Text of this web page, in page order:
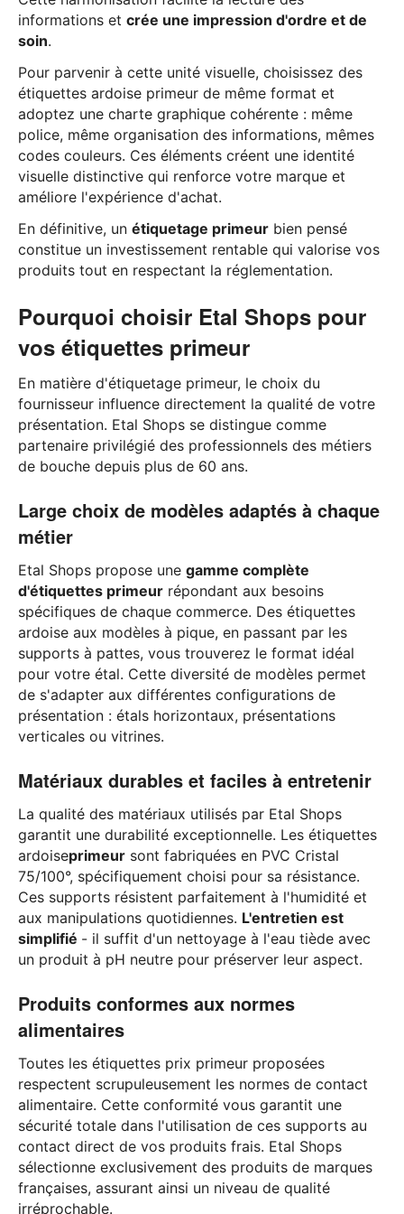
informations et crée une impression d'ordre et de
soin.
Pour parvenir à cette unité visuelle, choisissez des
étiquettes ardoise primeur de même format et
adoptez une charte graphique cohérente : même
police, même organisation des informations, mêmes
codes couleurs. Ces éléments créent une identité
visuelle distinctive qui renforce votre marque et
améliore l'expérience d'achat.
En définitive, un étiquetage primeur bien pensé
constitue un investissement rentable qui valorise vos
produits tout en respectant la réglementation.
Pourquoi choisir Etal Shops pour
vos étiquettes primeur
En matière d'étiquetage primeur, le choix du
fournisseur influence directement la qualité de votre
présentation. Etal Shops se distingue comme
partenaire privilégié des professionnels des métiers
de bouche depuis plus de 60 ans.
Large choix de modèles adaptés à chaque
métier
Etal Shops propose une gamme complète
d'étiquettes primeur répondant aux besoins
spécifiques de chaque commerce. Des étiquettes
ardoise aux modèles à pique, en passant par les
supports à pattes, vous trouverez le format idéal
pour votre étal. Cette diversité de modèles permet
de s'adapter aux différentes configurations de
présentation : étals horizontaux, présentations
verticales ou vitrines.
Matériaux durables et faciles à entretenir
La qualité des matériaux utilisés par Etal Shops
garantit une durabilité exceptionnelle. Les étiquettes
ardoiseprimeur sont fabriquées en PVC Cristal
75/100°, spécifiquement choisi pour sa résistance.
Ces supports résistent parfaitement à l'humidité et
aux manipulations quotidiennes. L'entretien est
simplifié - il suffit d'un nettoyage à l'eau tiède avec
un produit à pH neutre pour préserver leur aspect.
Produits conformes aux normes
alimentaires
Toutes les étiquettes prix primeur proposées
respectent scrupuleusement les normes de contact
alimentaire. Cette conformité vous garantit une
sécurité totale dans l'utilisation de ces supports au
contact direct de vos produits frais. Etal Shops
sélectionne exclusivement des produits de marques
françaises, assurant ainsi un niveau de qualité
irréprochable.